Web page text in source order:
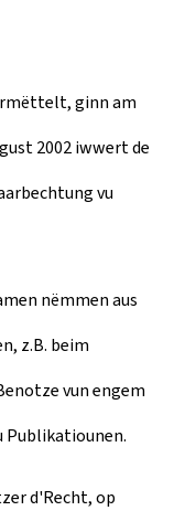
ginn am
2002 iwwert de
vu
nëmmen aus
z.B. beim
vun engem
d'Recht, op